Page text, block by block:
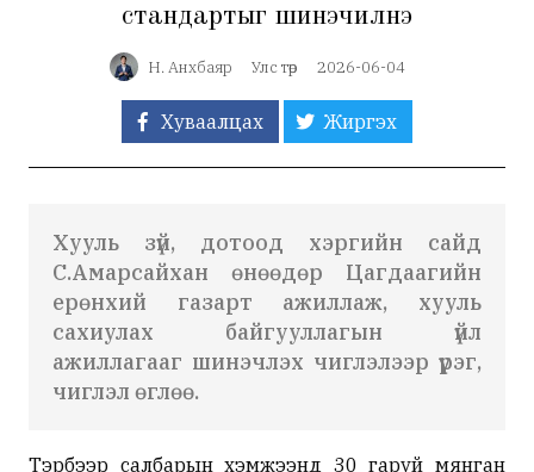
стандартыг шинэчилнэ
Н. Анхбаяр Улс төр 2026-06-04
Хуваалцах Жиргэх
Хууль зүй, дотоод хэргийн сайд
С.Амарсайхан өнөөдөр Цагдаагийн
ерөнхий газарт ажиллаж, хууль
сахиулах байгууллагын үйл
ажиллагааг шинэчлэх чиглэлээр үүрэг,
чиглэл өглөө.
Тэрбээр салбарын хэмжээнд 30 гаруй мянган